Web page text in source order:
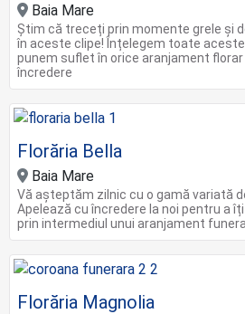
Baia Mare
Știm că treceți prin momente grele și
în aceste clipe! Înțelegem toate
punem suflet în orice aranjament
încredere
Florăria Bella
Baia Mare
Vă așteptăm zilnic cu o gamă variată
Apelează cu încredere la noi pentru a
prin intermediul unui aranjament
Florăria Magnolia